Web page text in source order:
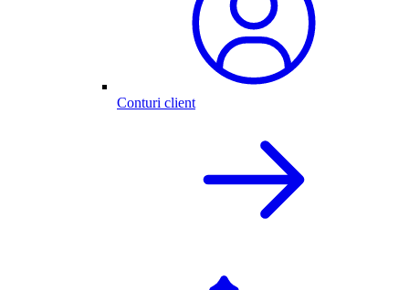
Conturi client